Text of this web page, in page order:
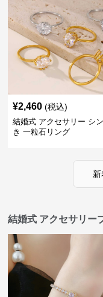
¥2,460 (税込)
結婚式 アクセサリー シ
き 一粒石リング
結婚式 アクセサリー